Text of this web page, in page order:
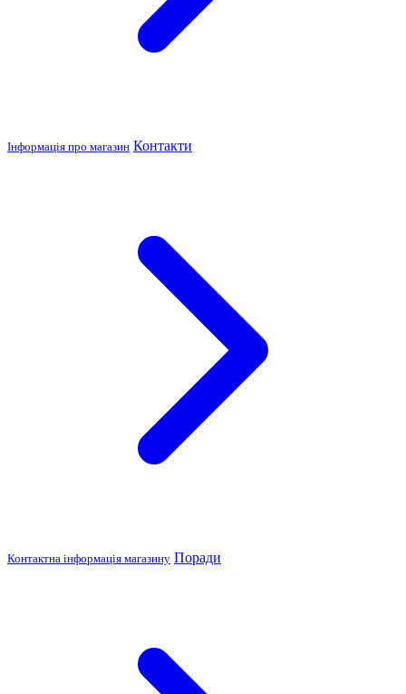
Інформація про магазин Контакти
Контактна інформація магазину Поради